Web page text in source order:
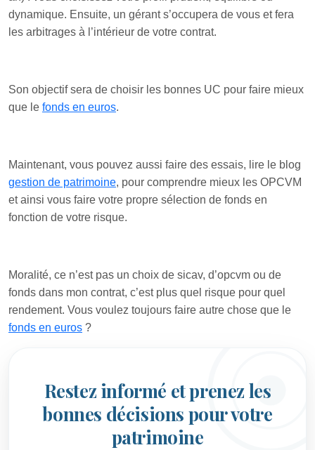
dynamique. Ensuite, un gérant s’occupera de vous et fera
les arbitrages à l’intérieur de votre contrat.
Son objectif sera de choisir les bonnes UC pour faire mieux
que le fonds en euros.
Maintenant, vous pouvez aussi faire des essais, lire le blog
gestion de patrimoine, pour comprendre mieux les OPCVM
et ainsi vous faire votre propre sélection de fonds en
fonction de votre risque.
Moralité, ce n’est pas un choix de sicav, d’opcvm ou de
fonds dans mon contrat, c’est plus quel risque pour quel
rendement. Vous voulez toujours faire autre chose que le
fonds en euros ?
Restez informé et prenez les
bonnes décisions pour votre
patrimoine